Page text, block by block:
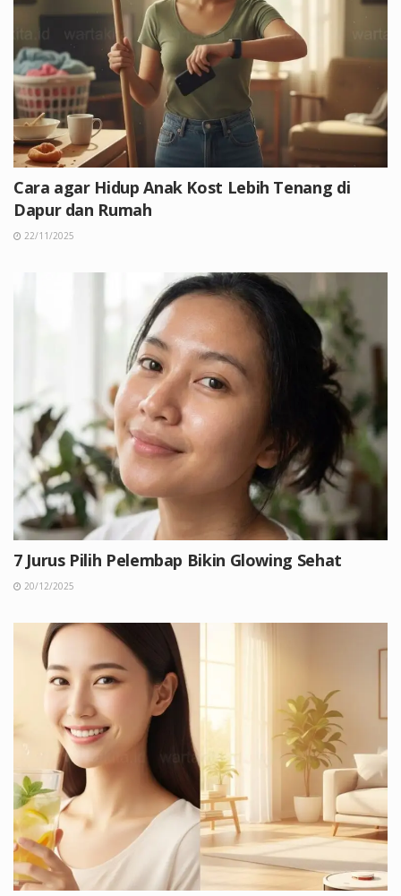
Cara agar Hidup Anak Kost Lebih Tenang di
Dapur dan Rumah
22/11/2025
7 Jurus Pilih Pelembap Bikin Glowing Sehat
20/12/2025